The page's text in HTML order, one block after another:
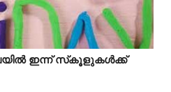
ഇന്ന് സ്‌കൂളുകൾക്ക്